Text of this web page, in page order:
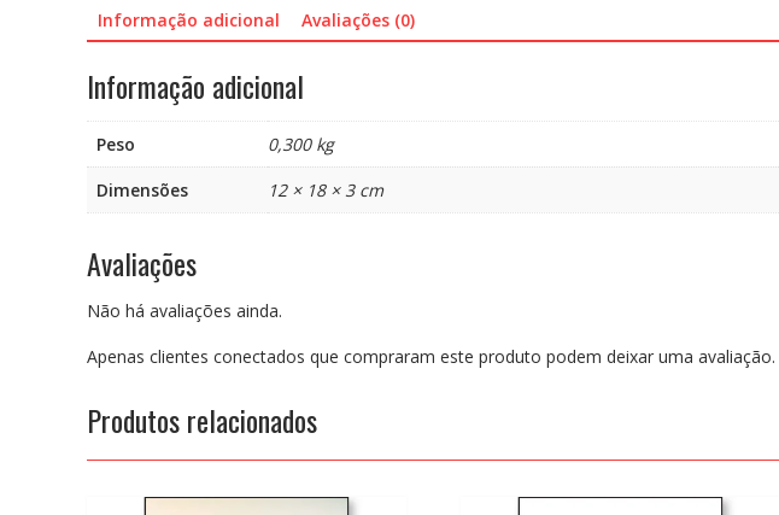
Informação adicional Avaliações (0)
Informação adicional
Peso
0,300 kg
Dimensões
12 × 18 × 3 cm
Avaliações
Não há avaliações ainda.
Apenas clientes conectados que compraram este produto podem deixar uma avaliação.
Produtos relacionados